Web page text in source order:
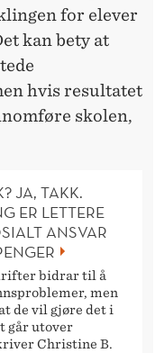
for elever
kan bety at
hvis resultatet
skolen,
JA, TAKK.
ER LETTERE
ANSVAR
bidrar til å
men
de vil gjøre det i
går utover
Christine B.